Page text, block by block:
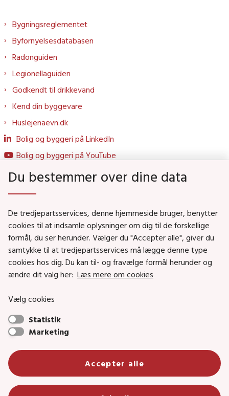
Bygningsreglementet
Byfornyelsesdatabasen
Radonguiden
Legionellaguiden
Godkendt til drikkevand
Kend din byggevare
Huslejenaevn.dk
Bolig og byggeri på LinkedIn
Bolig og byggeri på YouTube
Social- og Boligministeriet
Job i Social- og Boligstyrelsen
Puljer og tilskud
Nyhedsbreve
Social- og Boligstyrelsens nyheder som RSS feed
Social- og Boligstyrelsen • Tlf.: 72 42 37 00 •
sikkermail• EAN-nr.: 5798000354838 • CVR-nr.:
26144698
Primær adresse og reception: Lerchesgade 35, 5, 5000 Odense C •
Du bestemmer over dine data
De tredjepartsservices, denne hjemmeside bruger, benytter
cookies til at indsamle oplysninger om dig til de forskellige
formål, du ser herunder. Vælger du "Accepter alle", giver du
samtykke til at tredjepartsservices må lægge denne type
cookies hos dig. Du kan til- og fravælge formål herunder og
ændre dit valg her: Læs mere om cookies
Vælg cookies
Statistik
Marketing
Accepter alle